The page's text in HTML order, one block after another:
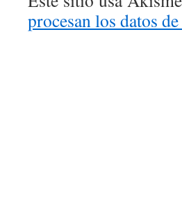
procesan los datos